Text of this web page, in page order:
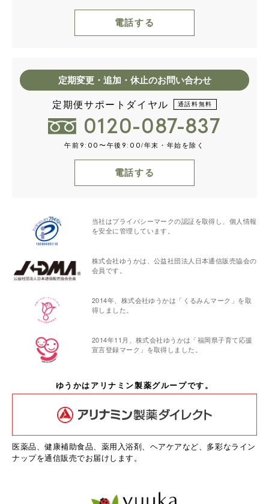
電話する
定期変更・追加・休止のお問い合わせ
定期便サポートダイヤル 通話料無料
0120-087-837
午前 9:00 〜午後 9:00/年末・年始を除く
電話する
当社はプライバシーマークの認証を取得し、個人情報
を安全に管理しています。
株式会社ゆうかは、公益社団法人日本通信販売協会の
会員です。
2014年、株式会社ゆうかは「くるみんマーク」を取
得しました。
2014年11月、株式会社ゆうかは「福岡県子育て応援
宣言登録マーク」を取得しました。
ゆうかはアリナミン製薬グループです。
医薬品、健康補助食品、薬用入浴剤、ヘアケアなど、多彩なライン
ナップを通信販売でお届けします。